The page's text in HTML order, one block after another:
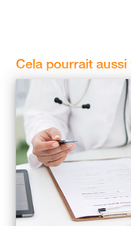
Cela pourrait